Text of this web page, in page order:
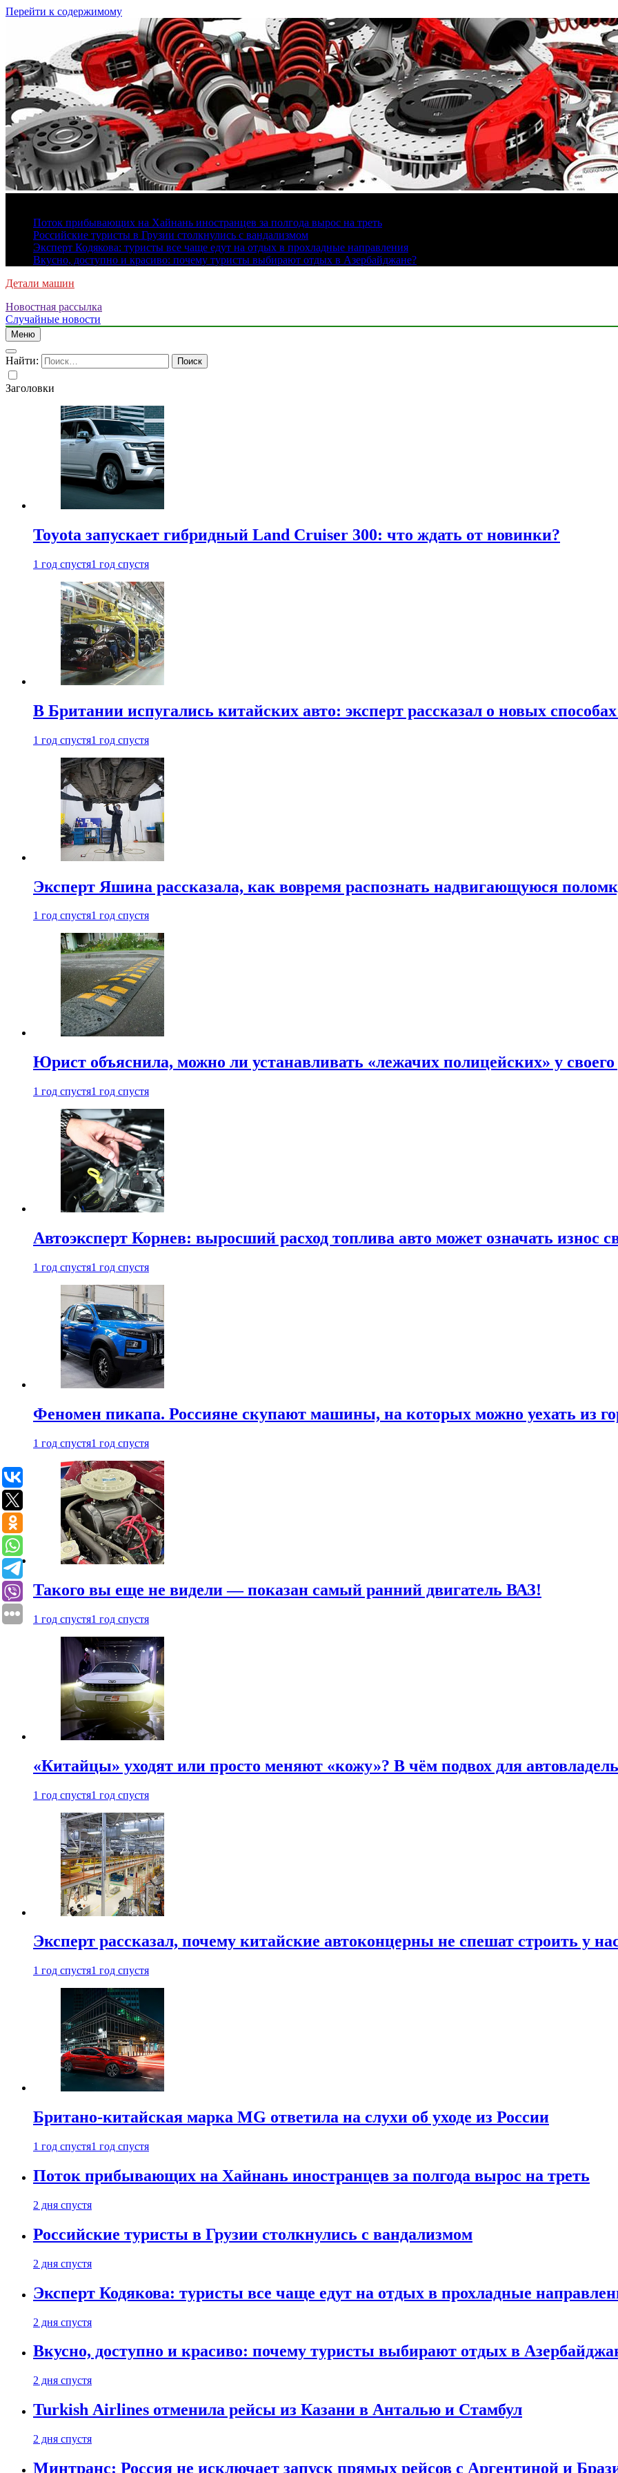
Перейти к содержимому
Поток прибывающих на Хайнань иностранцев за полгода вырос на треть
Российские туристы в Грузии столкнулись с вандализмом
Эксперт Кодякова: туристы все чаще едут на отдых в прохладные направления
Вкусно, доступно и красиво: почему туристы выбирают отдых в Азербайджане?
Детали машин
Новостная рассылка
Случайные новости
Меню
Найти:
Заголовки
Toyota запускает гибридный Land Cruiser 300: что ждать от новинки?
1 год спустя1 год спустя
В Британии испугались китайских авто: эксперт рассказал о новых
1 год спустя1 год спустя
Эксперт Яшина рассказала, как вовремя распознать надвигающуюся
1 год спустя1 год спустя
Юрист объяснила, можно ли устанавливать «лежачих полицейских» у
1 год спустя1 год спустя
Автоэксперт Корнев: выросший расход топлива авто может означать износ
1 год спустя1 год спустя
Феномен пикапа. Россияне скупают машины, на которых можно уехать из
1 год спустя1 год спустя
Такого вы еще не видели — показан самый ранний двигатель ВАЗ!
1 год спустя1 год спустя
«Китайцы» уходят или просто меняют «кожу»? В чём подвох для
1 год спустя1 год спустя
Эксперт рассказал, почему китайские автоконцерны не спешат строить у
1 год спустя1 год спустя
Британо-китайская марка MG ответила на слухи об уходе из России
1 год спустя1 год спустя
Поток прибывающих на Хайнань иностранцев за полгода вырос на треть
2 дня спустя
Российские туристы в Грузии столкнулись с вандализмом
2 дня спустя
Эксперт Кодякова: туристы все чаще едут на отдых в прохладные
2 дня спустя
Вкусно, доступно и красиво: почему туристы выбирают отдых в
2 дня спустя
Turkish Airlines отменила рейсы из Казани в Анталью и Стамбул
2 дня спустя
Минтранс: Россия не исключает запуск прямых рейсов с Аргентиной и